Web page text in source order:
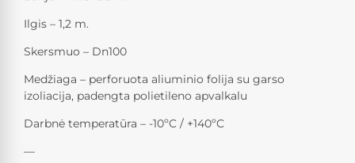
Ilgis – 1,2 m.
Skersmuo – Dn100
Medžiaga – perforuota aliuminio folija su garso
izoliacija, padengta polietileno apvalkalu
Darbnė temperatūra – -10ºC / +140ºC
—